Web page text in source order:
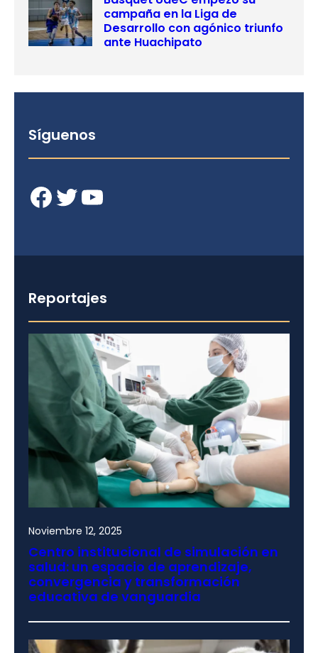
campaña en la Liga de
Desarrollo con agónico triunfo
ante Huachipato
Síguenos
Facebook Twitter YouTube
Reportajes
Noviembre 12, 2025
Centro institucional de simulación en
salud: un espacio de aprendizaje,
convergencia y transformación
educativa de vanguardia